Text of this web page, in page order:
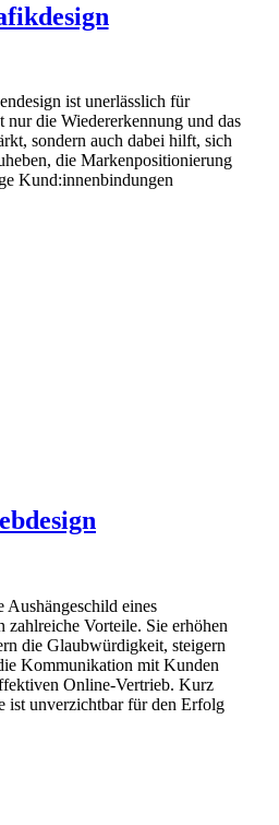
ist unerlässlich für
nur die Wiedererkennung und das
sondern auch dabei hilft, sich
die Markenpositionierung
Kund:innenbindungen
Aushängeschild eines
zahlreiche Vorteile. Sie erhöhen
die Glaubwürdigkeit, steigern
Kommunikation mit Kunden
Online-Vertrieb. Kurz
ist unverzichtbar für den Erfolg